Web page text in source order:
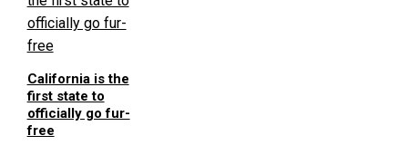
California is the
first state to
officially go fur-
free